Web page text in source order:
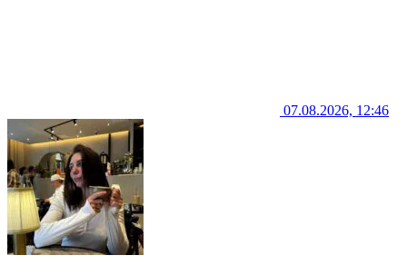
07.08.2026, 12:46